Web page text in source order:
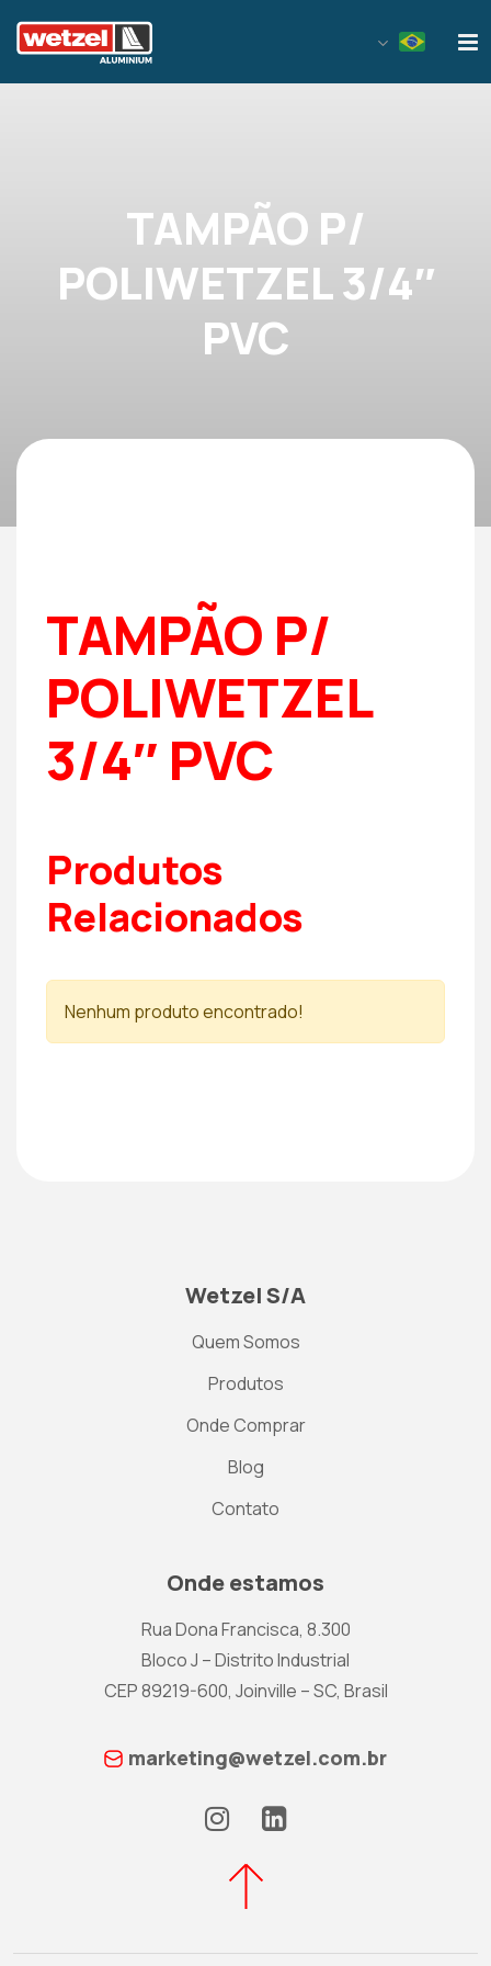
TAMPÃO P/
POLIWETZEL 3/4″
PVC
TAMPÃO P/
POLIWETZEL
3/4″ PVC
Produtos
Relacionados
Nenhum produto encontrado!
Wetzel S/A
Quem Somos
Produtos
Onde Comprar
Blog
Contato
Onde estamos
Rua Dona Francisca, 8.300
Bloco J – Distrito Industrial
CEP 89219-600, Joinville – SC, Brasil
marketing@wetzel.com.br